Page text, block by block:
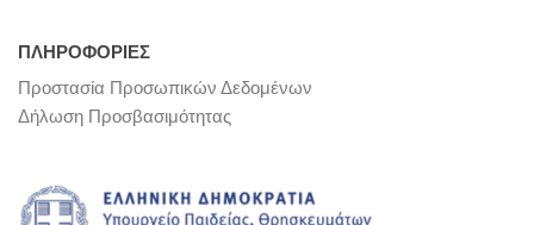
ΠΛΗΡΟΦΟΡΙΕΣ
Προστασία Προσωπικών Δεδομένων
Δήλωση Προσβασιμότητας